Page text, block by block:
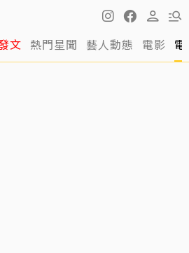
文 熱門星聞 藝人動態 電影